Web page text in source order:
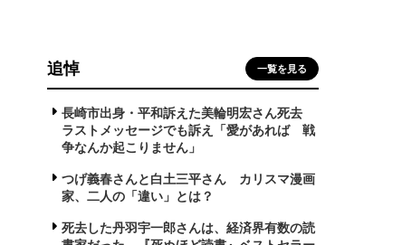
追悼 一覧を見る
長崎市出身・平和訴えた美輪明宏さん死去
ラストメッセージでも訴え「愛があれば 戦
争なんか起こりません」
つげ義春さんと白土三平さん カリスマ漫画
家、二人の「違い」とは？
死去した丹羽宇一郎さんは、経済界有数の読